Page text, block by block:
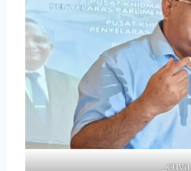
_cuva